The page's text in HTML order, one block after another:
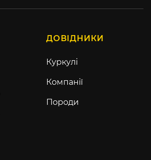
ДОВІДНИКИ
Куркулі
Компанії
Породи